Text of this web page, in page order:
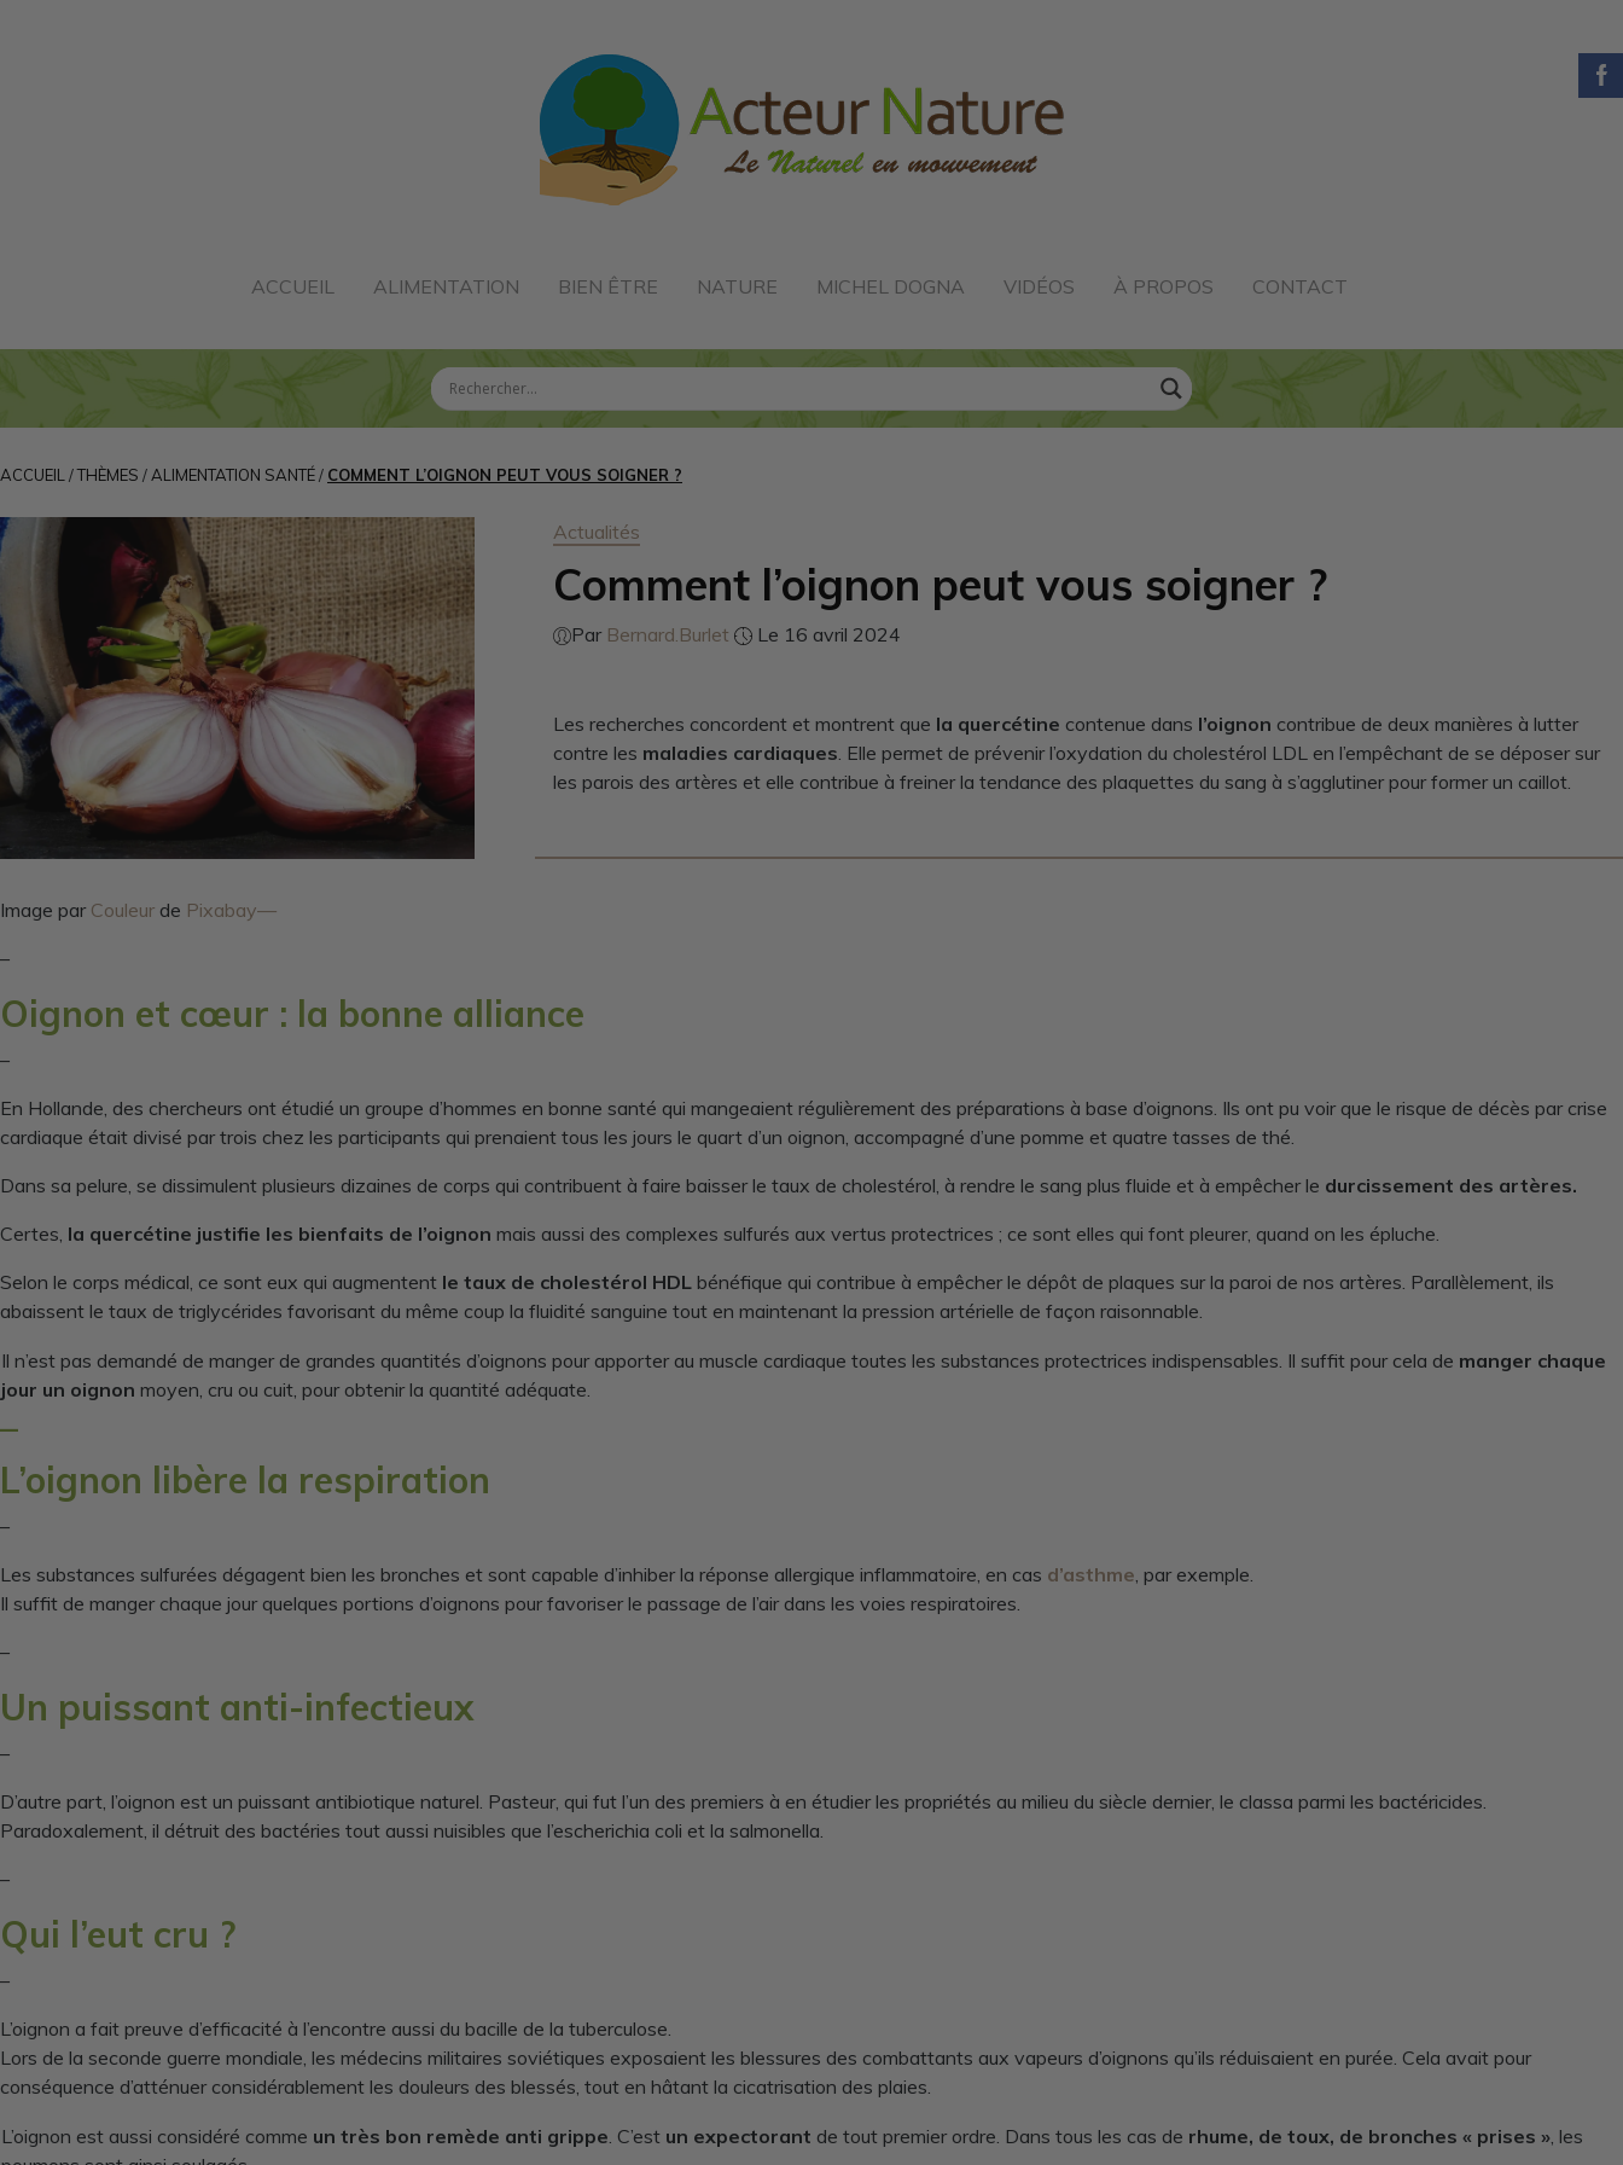
ACCUEIL ALIMENTATION BIEN ÊTRE NATURE MICHEL DOGNA VIDÉOS À PROPOS CONTACT
ACCUEIL /THÈMES / ALIMENTATION SANTÉ/ COMMENT L’OIGNON PEUT VOUS SOIGNER ?
Actualités
Comment l’oignon peut vous soigner ?
Par Bernard.Burlet Le 16 avril 2024
Les recherches concordent et montrent que la quercétine contenue dans l’oignon contribue de deux manières à lutter
contre les maladies cardiaques. Elle permet de prévenir l’oxydation du cholestérol LDL en l’empêchant de se déposer sur
les parois des artères et elle contribue à freiner la tendance des plaquettes du sang à s’agglutiner pour former un caillot.
Image par Couleur de Pixabay—
–
Oignon et cœur : la bonne alliance
–
En Hollande, des chercheurs ont étudié un groupe d’hommes en bonne santé qui mangeaient régulièrement des préparations à base d’oignons. Ils ont pu voir que le risque de décès par crise
cardiaque était divisé par trois chez les participants qui prenaient tous les jours le quart d’un oignon, accompagné d’une pomme et quatre tasses de thé.
Dans sa pelure, se dissimulent plusieurs dizaines de corps qui contribuent à faire baisser le taux de cholestérol, à rendre le sang plus fluide et à empêcher le durcissement des artères.
Certes, la quercétine justifie les bienfaits de l’oignon mais aussi des complexes sulfurés aux vertus protectrices ; ce sont elles qui font pleurer, quand on les épluche.
Selon le corps médical, ce sont eux qui augmentent le taux de cholestérol HDL bénéfique qui contribue à empêcher le dépôt de plaques sur la paroi de nos artères. Parallèlement, ils
abaissent le taux de triglycérides favorisant du même coup la fluidité sanguine tout en maintenant la pression artérielle de façon raisonnable.
Il n’est pas demandé de manger de grandes quantités d’oignons pour apporter au muscle cardiaque toutes les substances protectrices indispensables. Il suffit pour cela de manger chaque
jour un oignon moyen, cru ou cuit, pour obtenir la quantité adéquate.
–
L’oignon libère la respiration
–
Les substances sulfurées dégagent bien les bronches et sont capable d’inhiber la réponse allergique inflammatoire, en cas d’asthme, par exemple.
Il suffit de manger chaque jour quelques portions d’oignons pour favoriser le passage de l’air dans les voies respiratoires.
–
Un puissant anti-infectieux
–
D’autre part, l’oignon est un puissant antibiotique naturel. Pasteur, qui fut l’un des premiers à en étudier les propriétés au milieu du siècle dernier, le classa parmi les bactéricides.
Paradoxalement, il détruit des bactéries tout aussi nuisibles que l’escherichia coli et la salmonella.
–
Qui l’eut cru ?
–
L’oignon a fait preuve d’efficacité à l’encontre aussi du bacille de la tuberculose.
Lors de la seconde guerre mondiale, les médecins militaires soviétiques exposaient les blessures des combattants aux vapeurs d’oignons qu’ils réduisaient en purée. Cela avait pour
conséquence d’atténuer considérablement les douleurs des blessés, tout en hâtant la cicatrisation des plaies.
L’oignon est aussi considéré comme un très bon remède anti grippe. C’est un expectorant de tout premier ordre. Dans tous les cas de rhume, de toux, de bronches « prises », les